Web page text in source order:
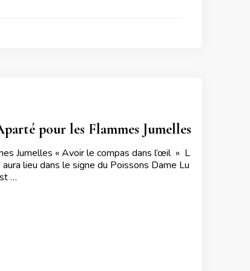
pour les Flammes Jumelles
Jumelles « Avoir le compas dans l’œil » L
lieu dans le signe du Poissons Dame Lu
…